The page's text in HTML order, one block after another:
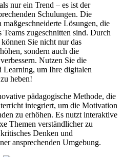
nur ein Trend – es ist der
Schulungen. Die
Lösungen, die
zugeschnitten sind. Durch
Sie nicht nur das
sondern auch die
Nutzen Sie die
Learning, um Ihre digitalen
heben!
pädagogische Methode, die
integriert, um die Motivation
zu erhöhen. Es nutzt interaktive
Themen verständlicher zu
Denken und
ansprechenden Umgebung.